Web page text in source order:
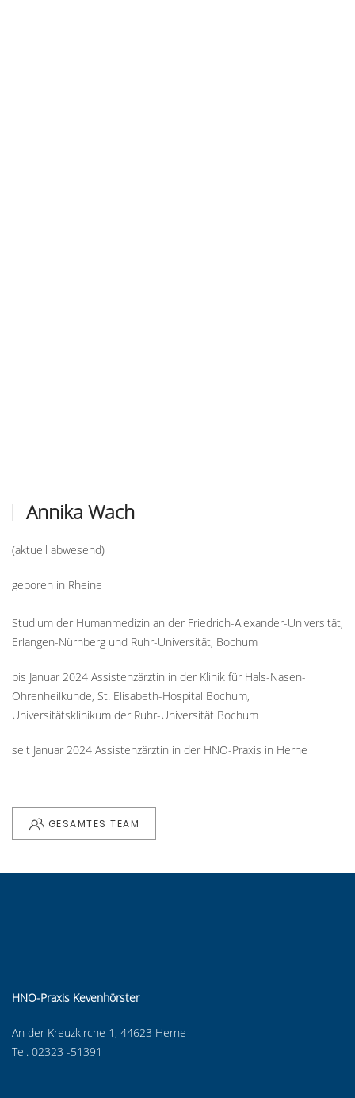
Annika Wach
(aktuell abwesend)
geboren in Rheine
Studium der Humanmedizin an der Friedrich-Alexander-Universität,
Erlangen-Nürnberg und Ruhr-Universität, Bochum
bis Januar 2024 Assistenzärztin in der Klinik für Hals-Nasen-
Ohrenheilkunde, St. Elisabeth-Hospital Bochum,
Universitätsklinikum der Ruhr-Universität Bochum
seit Januar 2024 Assistenzärztin in der HNO-Praxis in Herne
GESAMTES TEAM
HNO-Praxis Kevenhörster
An der Kreuzkirche 1, 44623 Herne
Tel. 02323 -51391